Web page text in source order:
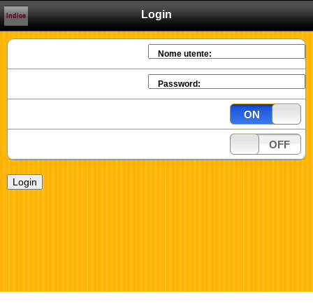
Login
Indice
Nome utente:
Password:
ON
OFF